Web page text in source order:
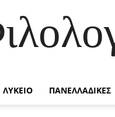
ΛΥΚΕΙΟ ΠΑΝΕΛΛΑΔΙΚΕΣ